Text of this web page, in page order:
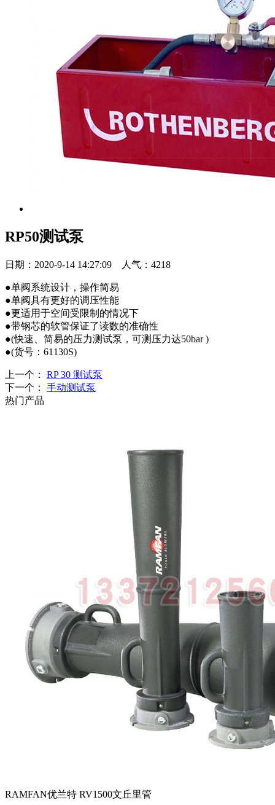
RP50测试泵
日期：2020-9-14 14:27:09 人气：4218
●单阀系统设计，操作简易
●单阀具有更好的调压性能
●更适用于空间受限制的情况下
●带钢芯的软管保证了读数的准确性
●(快速、简易的压力测试泵，可测压力达50bar )
●(货号：61130S)
上一个： RP 30 测试泵
下一个： 手动测试泵
热门产品
RAMFAN优兰特 RV1500文丘里管